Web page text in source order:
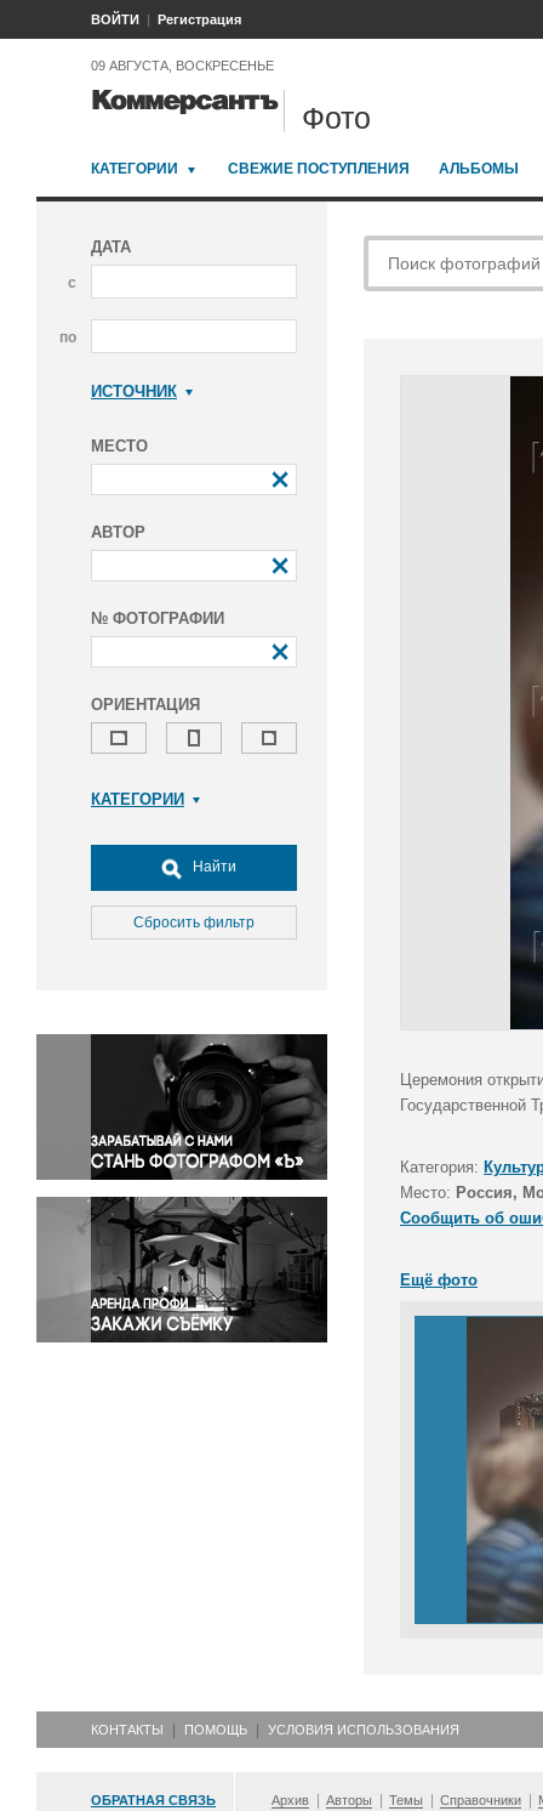
ВОЙТИ Регистрация
09 АВГУСТА, ВОСКРЕСЕНЬЕ
Фото
КАТЕГОРИИ СВЕЖИЕ ПОСТУПЛЕНИЯ АЛЬБОМЫ
ДАТА
с
по
ИСТОЧНИК
МЕСТО
АВТОР
№ ФОТОГРАФИИ
ОРИЕНТАЦИЯ
КАТЕГОРИИ
Досуг, туризм и отдых
Культура
Медицина
Окружающая среда
Политика
Правосудие
Происшествия и конфликты
Религия
Светская жизнь
Спорт
Экология
Экономика и бизнес
Найти
Сбросить фильтр
Церемония
Государственной
Категория:
Место: Россия,
Сообщить об
Ещё фото
КОНТАКТЫ ПОМОЩЬ УСЛОВИЯ ИСПОЛЬЗОВАНИЯ
ОБРАТНАЯ СВЯЗЬ Архив Авторы Темы Справочники